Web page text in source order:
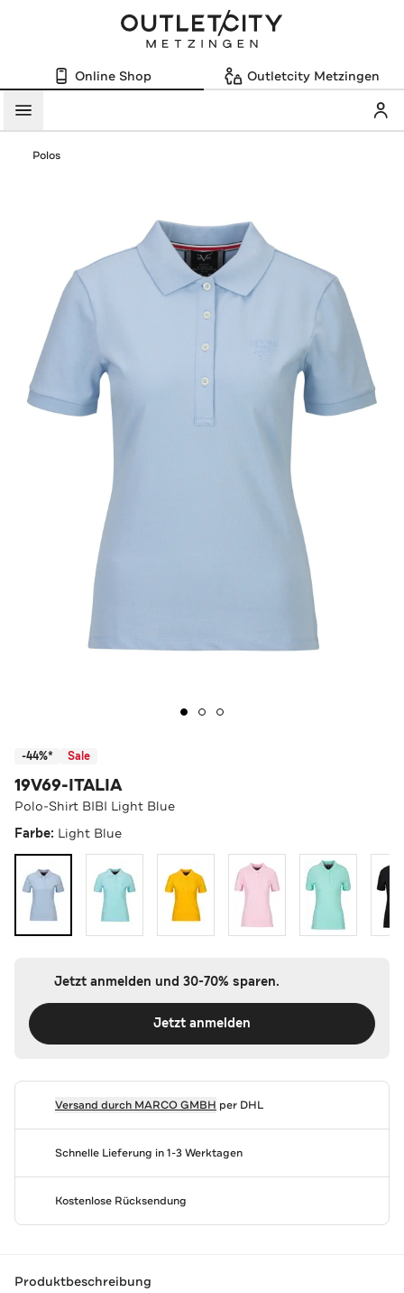
Online Shop Outletcity Metzingen
Menü
Polos
-44%* Sale
19V69-ITALIA
Polo-Shirt BIBI Light Blue
Farbe: Light Blue
Jetzt anmelden und 30-70% sparen.
Jetzt anmelden
Versand durch MARCO GMBH per DHL
Schnelle Lieferung in 1-3 Werktagen
Kostenlose Rücksendung
Produktbeschreibung